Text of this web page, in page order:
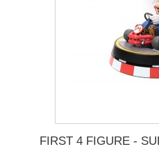
FIRST 4 FIGURE -